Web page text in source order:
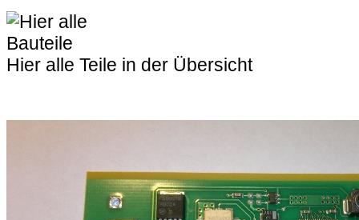
Hier alle Teile in der Übersicht